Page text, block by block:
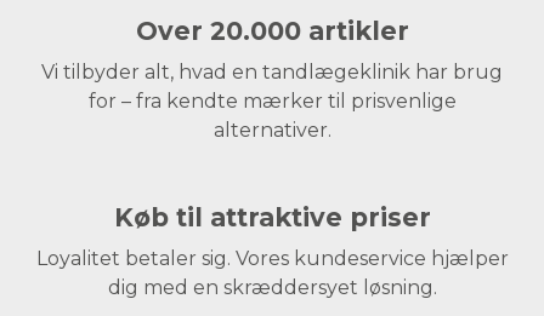
Over 20.000 artikler
Vi tilbyder alt, hvad en tandlægeklinik har brug
for – fra kendte mærker til prisvenlige
alternativer.
Køb til attraktive priser
Loyalitet betaler sig. Vores kundeservice hjælper
dig med en skræddersyet løsning.